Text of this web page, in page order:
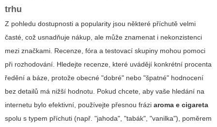
trhu
Z pohledu dostupnosti a popularity jsou některé příchutě velmi
časté, což usnadňuje nákup, ale může znamenat i nekonzistenci
mezi značkami. Recenze, fóra a testovací skupiny mohou pomoci
při rozhodování. Hledejte recenze, které uvádějí konkrétní procenta
ředění a báze, protože obecné "dobré" nebo "špatné" hodnocení
bez detailů má nižší hodnotu. Pokud chcete, aby vaše hledání na
internetu bylo efektivní, používejte přesnou frázi aroma e cigareta
spolu s typem příchuti (např. "jahoda", "tabák", "vanilka"), poměrem